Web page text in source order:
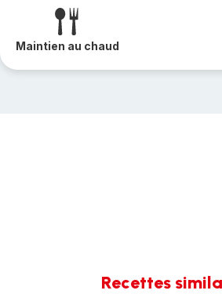
Maintien au chaud
Recettes